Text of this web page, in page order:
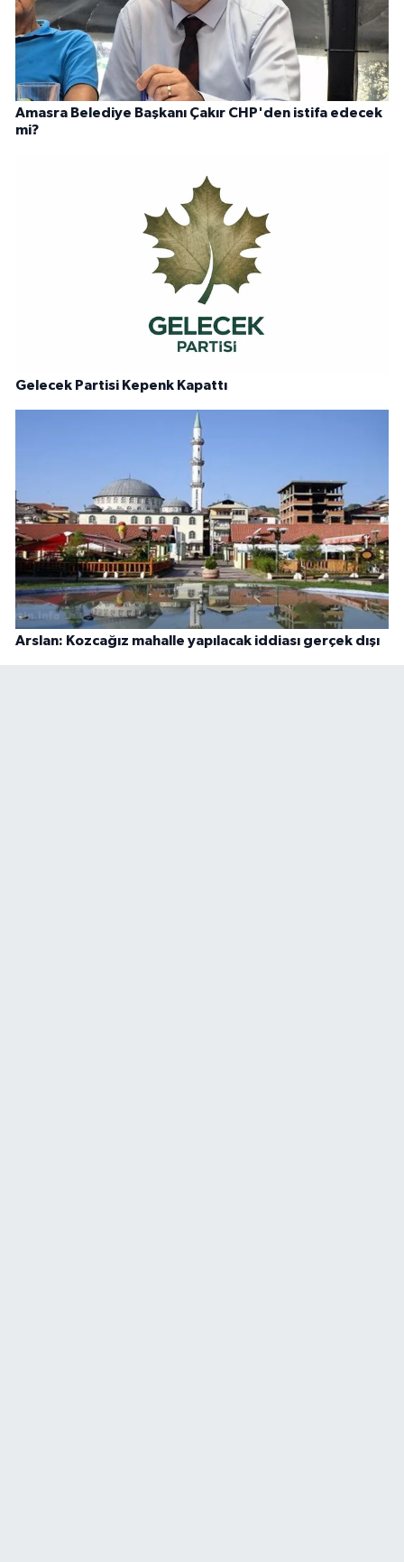
Amasra Belediye Başkanı Çakır CHP'den istifa edecek
mi?
Gelecek Partisi Kepenk Kapattı
Arslan: Kozcağız mahalle yapılacak iddiası gerçek dışı